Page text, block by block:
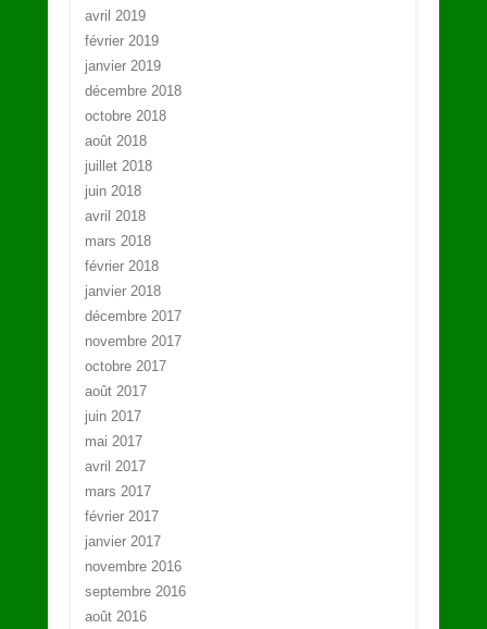
avril 2019
février 2019
janvier 2019
décembre 2018
octobre 2018
août 2018
juillet 2018
juin 2018
avril 2018
mars 2018
février 2018
janvier 2018
décembre 2017
novembre 2017
octobre 2017
août 2017
juin 2017
mai 2017
avril 2017
mars 2017
février 2017
janvier 2017
novembre 2016
septembre 2016
août 2016